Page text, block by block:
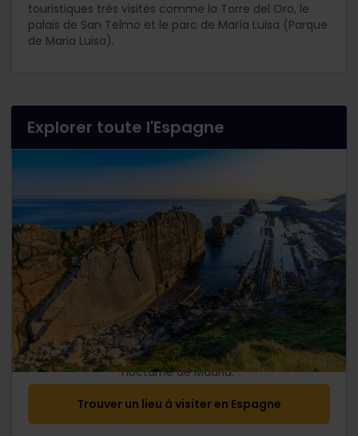
touristiques très visités comme la Torre del Oro, le
palais de San Telmo et le parc de María Luisa (Parque
de Maria Luisa).
Explorer toute l'Espagne
Explorez tout, de l’architecture de Gaudi à la vie
nocturne de Madrid.
Trouver un lieu à visiter en Espagne